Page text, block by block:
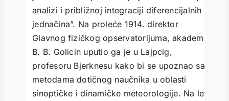
analizi i približnoj integraciji diferencijalnih
jednačina”. Na proleće 1914. direktor
Glavnog fizičkog opservatorijuma, akademik
B. B. Golicin uputio ga je u Lajpcig,
profesoru Bjerknesu kako bi se upoznao sa
metodama dotičnog naučnika u oblasti
sinoptičke i dinamičke meteorologije. Na leto